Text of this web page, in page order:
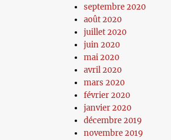
septembre 2020
août 2020
juillet 2020
juin 2020
mai 2020
avril 2020
mars 2020
février 2020
janvier 2020
décembre 2019
novembre 2019